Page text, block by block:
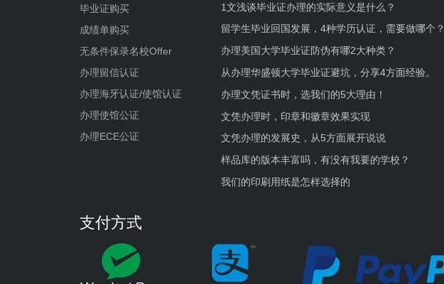
毕业证购买
成绩单购买
无条件保录名校Offer
办理留信认证
办理海牙认证/使馆认证
办理使馆公证
办理ECE公证
1文浅谈毕业证办理的实际意义是什么？
留学生毕业回国发展，4种学历认证，需要做哪个？
办理美国大学毕业证防伪有哪2大种类？
从办理华盛顿大学毕业证避坑，分享4方面经验。
办理文凭证书时，选我们的5大理由！
文凭办理时，印章和徽章效果实现
文凭办理的发展史，从5方面展开说说
样品库的版本丰富吗，有没有我要的学校？
我们的印刷用纸是怎样选择的
支付方式